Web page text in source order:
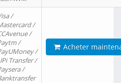
/
/
/
/
/
Transfer /
/
Acheter